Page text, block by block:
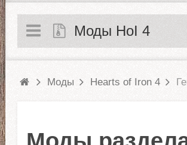
Моды HoI 4
Моды Hearts of Iron 4